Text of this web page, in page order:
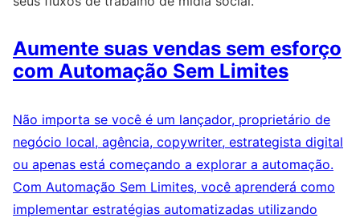
Aumente suas vendas sem esforço
com Automação Sem Limites
Não importa se você é um lançador, proprietário de
negócio local, agência, copywriter, estrategista digital
ou apenas está começando a explorar a automação.
Com Automação Sem Limites, você aprenderá como
implementar estratégias automatizadas utilizando